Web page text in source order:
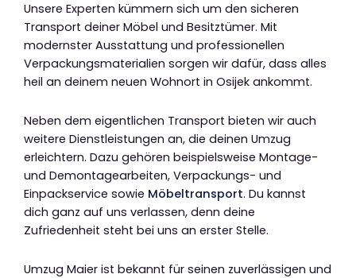
Unsere Experten kümmern sich um den sicheren
Transport deiner Möbel und Besitztümer. Mit
modernster Ausstattung und professionellen
Verpackungsmaterialien sorgen wir dafür, dass alles
heil an deinem neuen Wohnort in Osijek ankommt.
Neben dem eigentlichen Transport bieten wir auch
weitere Dienstleistungen an, die deinen Umzug
erleichtern. Dazu gehören beispielsweise Montage-
und Demontagearbeiten, Verpackungs- und
Einpackservice sowie Möbeltransport. Du kannst
dich ganz auf uns verlassen, denn deine
Zufriedenheit steht bei uns an erster Stelle.
Umzug Maier ist bekannt für seinen zuverlässigen und